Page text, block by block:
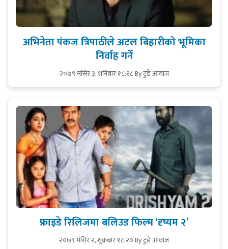
अभिनेता पंकज त्रिपाठीले अटल बिहारीको भूमिका
निर्वाह गर्ने
२०७९ मंसिर ३, शनिबार १८:१८By टुडे आवाज
फ्राइडे रिलिजमा बलिउड फिल्म ‘दृष्यम २’
२०७९ मंसिर २, शुक्रबार १८:२०By टुडे आवाज